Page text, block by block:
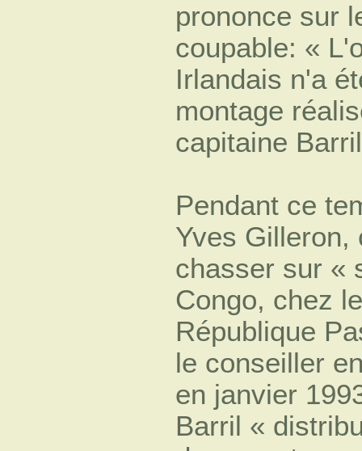
prononce sur
coupable: «
Irlandais n'a
montage
capitaine
Pendant ce
Yves Gilleron,
chasser sur «
Congo, chez
République
le conseiller
en janvier
Barril «